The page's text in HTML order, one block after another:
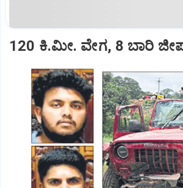
120 ಕಿ.ಮೀ. ವೇಗ, 8 ಬಾರಿ